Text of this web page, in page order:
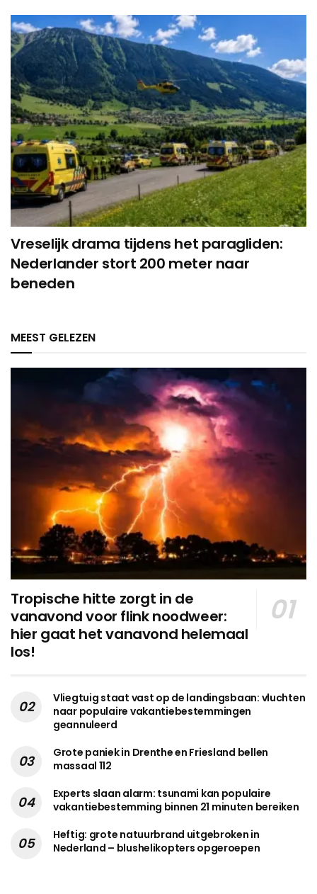
Vreselijk drama tijdens het paragliden:
Nederlander stort 200 meter naar
beneden
MEEST GELEZEN
Tropische hitte zorgt in de
vanavond voor flink noodweer:
hier gaat het vanavond helemaal
los!
Vliegtuig staat vast op de landingsbaan: vluchten
naar populaire vakantiebestemmingen
geannuleerd
Grote paniek in Drenthe en Friesland bellen
massaal 112
Experts slaan alarm: tsunami kan populaire
vakantiebestemming binnen 21 minuten bereiken
Heftig: grote natuurbrand uitgebroken in
Nederland – blushelikopters opgeroepen